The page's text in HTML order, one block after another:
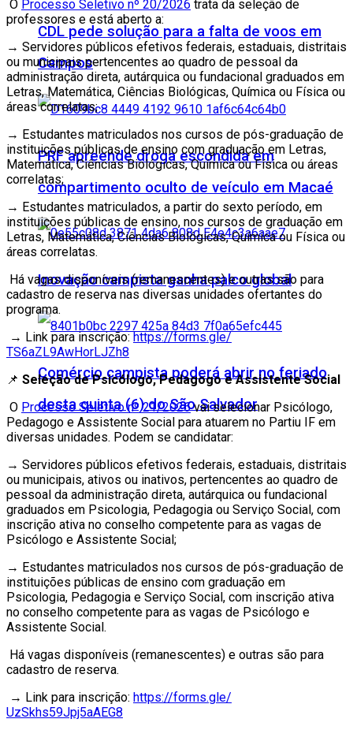
CDL pede solução para a falta de voos em
Campos
PRF apreende droga escondida em
compartimento oculto de veículo em Macaé
Inovação campista ganha palco global
Comércio campista poderá abrir no feriado
desta quinta (6) do São Salvador
O Processo Seletivo nº 20/2026 trata da seleção de
professores e está aberto a:
→ Servidores públicos efetivos federais, estaduais, distritais
ou municipais pertencentes ao quadro de pessoal da
administração direta, autárquica ou fundacional graduados em
Letras, Matemática, Ciências Biológicas, Química ou Física ou
áreas correlatas;
→ Estudantes matriculados nos cursos de pós-graduação de
instituições públicas de ensino com graduação em Letras,
Matemática, Ciências Biológicas, Química ou Física ou áreas
correlatas;
→ Estudantes matriculados, a partir do sexto período, em
instituições públicas de ensino, nos cursos de graduação em
Letras, Matemática, Ciências Biológicas, Química ou Física ou
áreas correlatas.
Há vagas disponíveis (remanescentes) e outras são para
cadastro de reserva nas diversas unidades ofertantes do
programa.
→ Link para inscrição:https://forms.gle/
TS6aZL9AwHorLJZh8
📌 Seleção de Psicólogo, Pedagogo e Assistente Social
O Processo Seletivo nº 21/2026vai selecionar Psicólogo,
Pedagogo e Assistente Social para atuarem no Partiu IF em
diversas unidades. Podem se candidatar:
→ Servidores públicos efetivos federais, estaduais, distritais
ou municipais, ativos ou inativos, pertencentes ao quadro de
pessoal da administração direta, autárquica ou fundacional
graduados em Psicologia, Pedagogia ou Serviço Social, com
inscrição ativa no conselho competente para as vagas de
Psicólogo e Assistente Social;
→ Estudantes matriculados nos cursos de pós-graduação de
instituições públicas de ensino com graduação em
Psicologia, Pedagogia e Serviço Social, com inscrição ativa
no conselho competente para as vagas de Psicólogo e
Assistente Social.
Há vagas disponíveis (remanescentes) e outras são para
cadastro de reserva.
→ Link para inscrição: https://forms.gle/
UzSkhs59Jpj5aAEG8